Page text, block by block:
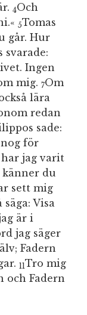
4Och
5Tomas
går. Hur
svarade:
Ingen
mig. 7Om
lära
redan
sade:
nog för
har jag varit
du
sett mig
Visa
är i
jag säger
Fadern
11Tro mig
och Fadern